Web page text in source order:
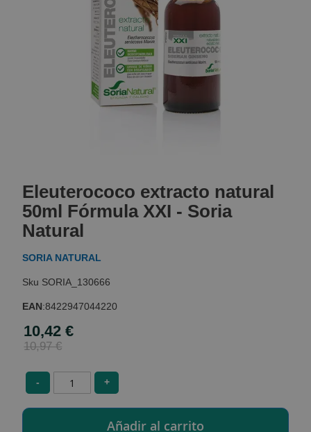
the
beginning
of
the
gallery
Eleuterococo extracto natural
50ml Fórmula XXI - Soria
Natural
SORIA NATURAL
SORIA_130666
EAN:8422947044220
Special
Price
10,42 €
10,97 €
- +